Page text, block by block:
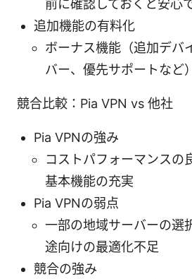
前に確認しておくと安心で
追加機能の有料化
ボーナス機能（追加デバ
バー、優先サポートなど
競合比較：Pia VPN vs 他社
Pia VPNの強み
コストパフォーマンスの
基本機能の充実
Pia VPNの弱点
一部の地域サーバーの選
途向けの最適化不足
競合の強み